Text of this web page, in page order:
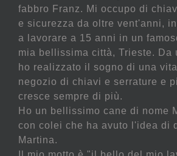
fabbro Franz. Mi occupo di
e sicurezza da oltre vent'anni,
a lavorare a 15 anni in un
mia bellissima città, Trieste. Da
ho realizzato il sogno di una
negozio di chiavi e serrature e
cresce sempre di più.
Ho un bellissimo cane di nome
con colei che ha avuto l'idea di
Martina.